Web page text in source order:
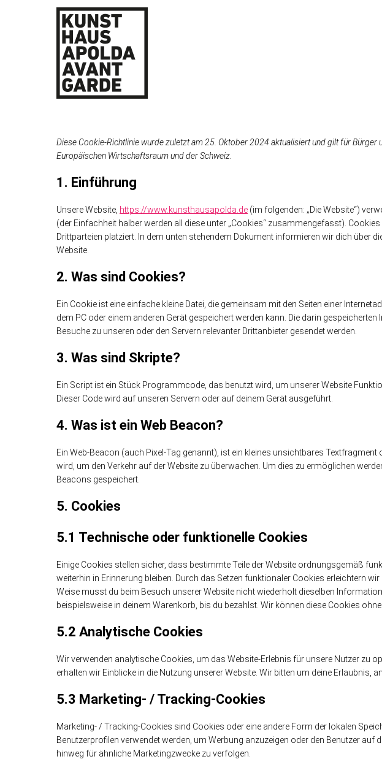
Diese Cookie-Richtlinie wurde zuletzt am 25. Oktober 2024 aktualisiert und gilt für
Europäischen Wirtschaftsraum und der Schweiz.
1. Einführung
Unsere Website, https://www.kunsthausapolda.de (im folgenden: „Die Website“)
(der Einfachheit halber werden all diese unter „Cookies“ zusammengefasst).
Drittparteien platziert. In dem unten stehendem Dokument informieren wir dich über
Website.
2. Was sind Cookies?
Ein Cookie ist eine einfache kleine Datei, die gemeinsam mit den Seiten einer
dem PC oder einem anderen Gerät gespeichert werden kann. Die darin
Besuche zu unseren oder den Servern relevanter Drittanbieter gesendet werden.
3. Was sind Skripte?
Ein Script ist ein Stück Programmcode, das benutzt wird, um unserer Website
Dieser Code wird auf unseren Servern oder auf deinem Gerät ausgeführt.
4. Was ist ein Web Beacon?
Ein Web-Beacon (auch Pixel-Tag genannt), ist ein kleines unsichtbares Textfragment
wird, um den Verkehr auf der Website zu überwachen. Um dies zu ermöglichen
Beacons gespeichert.
5. Cookies
5.1 Technische oder funktionelle Cookies
Einige Cookies stellen sicher, dass bestimmte Teile der Website ordnungsgemäß
weiterhin in Erinnerung bleiben. Durch das Setzen funktionaler Cookies erleichtern
Weise musst du beim Besuch unserer Website nicht wiederholt dieselben
beispielsweise in deinem Warenkorb, bis du bezahlst. Wir können diese Cookies
5.2 Analytische Cookies
Wir verwenden analytische Cookies, um das Website-Erlebnis für unsere Nutzer zu
erhalten wir Einblicke in die Nutzung unserer Website. Wir bitten um deine Erlaubnis,
5.3 Marketing- / Tracking-Cookies
Marketing- / Tracking-Cookies sind Cookies oder eine andere Form der lokalen
Benutzerprofilen verwendet werden, um Werbung anzuzeigen oder den Benutzer auf
hinweg für ähnliche Marketingzwecke zu verfolgen.